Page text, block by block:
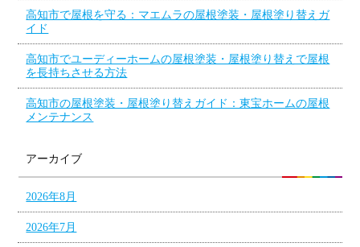
高知市で屋根を守る：マエムラの屋根塗装・屋根塗り替えガ
イド
高知市でユーディーホームの屋根塗装・屋根塗り替えで屋根
を長持ちさせる方法
高知市の屋根塗装・屋根塗り替えガイド：東宝ホームの屋根
メンテナンス
アーカイブ
2026年8月
2026年7月